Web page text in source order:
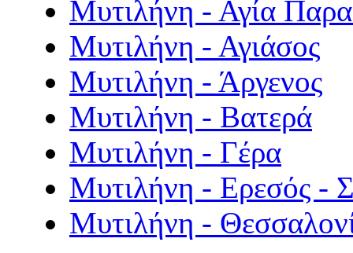
Μυτιλήνη - Αγία
Μυτιλήνη - Αγιάσος
Μυτιλήνη - Άργενος
Μυτιλήνη - Βατερά
Μυτιλήνη - Γέρα
Μυτιλήνη - Ερεσός -
Μυτιλήνη -